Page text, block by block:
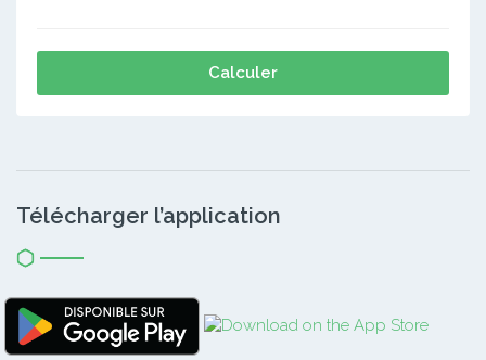
Calculer
Télécharger l’application